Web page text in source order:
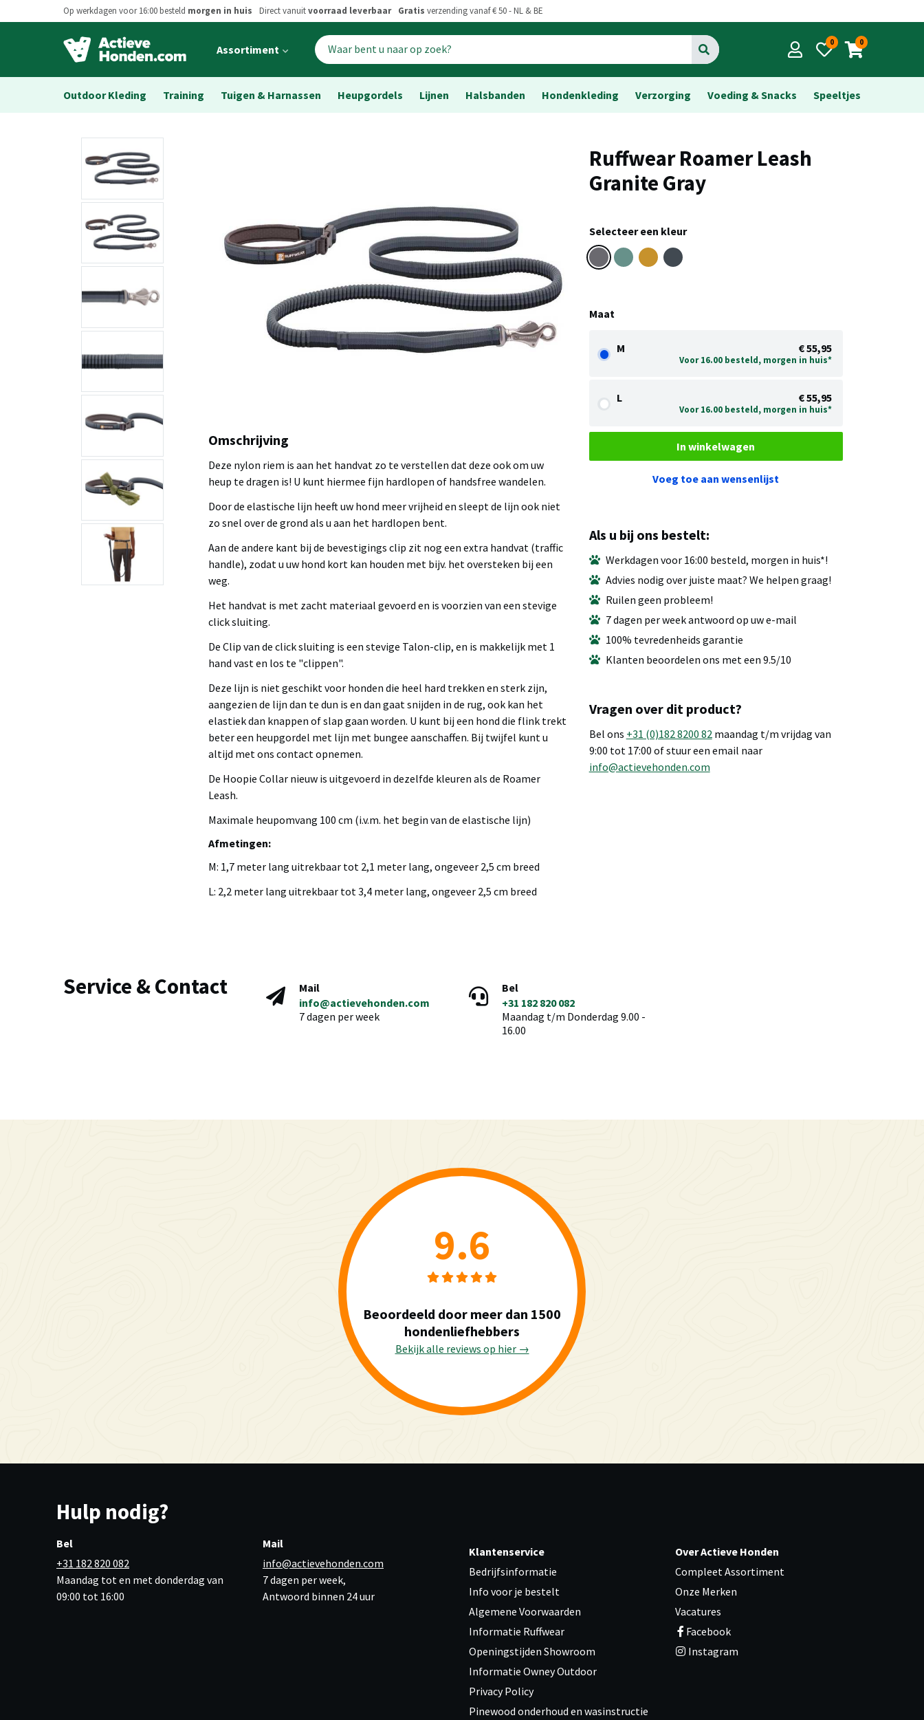
Op werkdagen voor 16:00 besteld morgen in huis Direct vanuitvoorraad leverbaar Gratis verzending vanaf € 50 - NL & BE
Open
menu
Assortiment Go 0 0
Outdoor Kleding Training Tuigen & Harnassen Heupgordels Lijnen Halsbanden Hondenkleding Verzorging Voeding & Snacks Speeltjes
Ruffwear Roamer Leash
Granite Gray
Selecteer een kleur
Maat
M € 55,95
Voor 16.00 besteld, morgen in huis*
L € 55,95
Voor 16.00 besteld, morgen in huis*
In winkelwagen
Voeg toe aan wensenlijst
Omschrijving
Deze nylon riem is aan het handvat zo te verstellen dat deze ook om uw
heup te dragen is! U kunt hiermee fijn hardlopen of handsfree wandelen.
Door de elastische lijn heeft uw hond meer vrijheid en sleept de lijn ook niet
zo snel over de grond als u aan het hardlopen bent.
Aan de andere kant bij de bevestigings clip zit nog een extra handvat (traffic
handle), zodat u uw hond kort kan houden met bijv. het oversteken bij een
weg.
Het handvat is met zacht materiaal gevoerd en is voorzien van een stevige
click sluiting.
De Clip van de click sluiting is een stevige Talon-clip, en is makkelijk met 1
hand vast en los te "clippen".
Deze lijn is niet geschikt voor honden die heel hard trekken en sterk zijn,
aangezien de lijn dan te dun is en dan gaat snijden in de rug, ook kan het
elastiek dan knappen of slap gaan worden. U kunt bij een hond die flink trekt
beter een heupgordel met lijn met bungee aanschaffen. Bij twijfel kunt u
altijd met ons contact opnemen.
De Hoopie Collar nieuw is uitgevoerd in dezelfde kleuren als de Roamer
Leash.
Maximale heupomvang 100 cm (i.v.m. het begin van de elastische lijn)
Afmetingen:
M: 1,7 meter lang uitrekbaar tot 2,1 meter lang, ongeveer 2,5 cm breed
L: 2,2 meter lang uitrekbaar tot 3,4 meter lang, ongeveer 2,5 cm breed
Als u bij ons bestelt:
Werkdagen voor 16:00 besteld, morgen in huis*!
Advies nodig over juiste maat? We helpen graag!
Ruilen geen probleem!
7 dagen per week antwoord op uw e-mail
100% tevredenheids garantie
Klanten beoordelen ons met een 9.5/10
Vragen over dit product?
Bel ons +31 (0)182 8200 82maandag t/m vrijdag van
9:00 tot 17:00 of stuur een email naar
info@actievehonden.com
Service & Contact
Mail
info@actievehonden.com
7 dagen per week
Bel
+31 182 820 082
Maandag t/m Donderdag 9.00 -
16.00
9.6
Beoordeeld door meer dan 1500
hondenliefhebbers
Bekijk alle reviews op hier →
Hulp nodig?
Bel
+31 182 820 082
Maandag tot en met donderdag van
09:00 tot 16:00
Mail
info@actievehonden.com
7 dagen per week,
Antwoord binnen 24 uur
Klantenservice
Bedrijfsinformatie
Info voor je bestelt
Algemene Voorwaarden
Informatie Ruffwear
Openingstijden Showroom
Informatie Owney Outdoor
Privacy Policy
Pinewood onderhoud en wasinstructie
Over Actieve Honden
Compleet Assortiment
Onze Merken
Vacatures
Facebook
Instagram